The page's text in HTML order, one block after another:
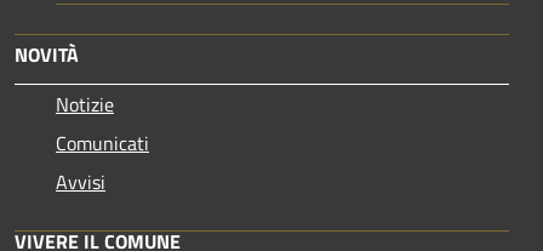
NOVITÀ
Notizie
Comunicati
Avvisi
VIVERE IL COMUNE